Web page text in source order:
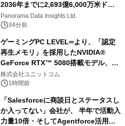
2036年までに2,693億6,000万米ドル
に達すると予測されており、予測期間
（2026年～2036年）
Panorama Data Insights Ltd.
34分前
ゲーミングPC LEVEL∞より、「認定
再生メモリ」を採用したNVIDIA®
GeForce RTX™ 5080搭載モデル、
NVIDIA® GeForce RTX™ 5070 Ti搭
載モデルを販売開始
株式会社ユニットコム
1時間前
「Salesforceに商談日とステータスし
か入ってない」会社が、 半年で活動入
力量10倍・そしてAgentforce活用へ